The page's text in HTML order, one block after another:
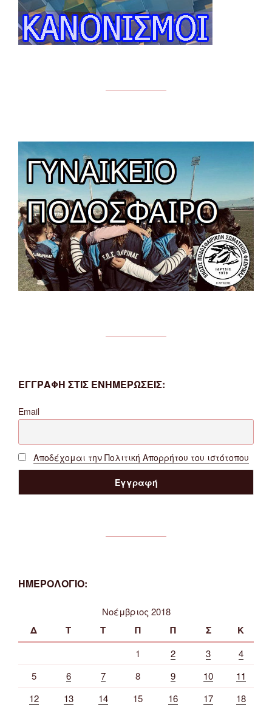
ΕΓΓΡΑΦΗ ΣΤΙΣ ΕΝΗΜΕΡΩΣΕΙΣ:
Email
Αποδέχομαι την Πολιτική Απορρήτου του ιστότοπου
ΗΜΕΡΟΛΟΓΙΟ:
Νοέμβριος 2018
Δ Τ Τ Π Π Σ Κ
1 2 3
4
5
6 7 8 9 10
11
12
13 14 15 16 17 18